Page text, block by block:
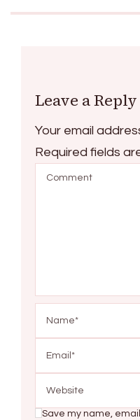
Leave a Reply
Your email
Required fields
Save my name,